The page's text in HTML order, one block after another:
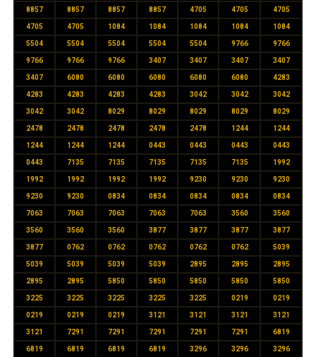
8857 8857 8857 8857 4705 4705 4705
4705 4705 1084 1084 1084 1084 1084
5504 5504 5504 5504 5504 9766 9766
9766 9766 9766 3407 3407 3407 3407
3407 6080 6080 6080 6080 6080 4283
4283 4283 4283 4283 3042 3042 3042
3042 3042 8029 8029 8029 8029 8029
2478 2478 2478 2478 2478 1244 1244
1244 1244 1244 0443 0443 0443 0443
0443 7135 7135 7135 7135 7135 1992
1992 1992 1992 1992 9230 9230 9230
9230 9230 0834 0834 0834 0834 0834
7063 7063 7063 7063 7063 3560 3560
3560 3560 3560 3877 3877 3877 3877
3877 0762 0762 0762 0762 0762 5039
5039 5039 5039 5039 2895 2895 2895
2895 2895 5850 5850 5850 5850 5850
3225 3225 3225 3225 3225 0219 0219
0219 0219 0219 3121 3121 3121 3121
3121 7291 7291 7291 7291 7291 6819
6819 6819 6819 6819 3296 3296 3296